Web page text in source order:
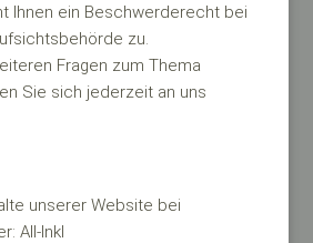
Ihnen ein Beschwerderecht bei
zu.
Fragen zum Thema
Sie sich jederzeit an uns
unserer Website bei
All-Inkl